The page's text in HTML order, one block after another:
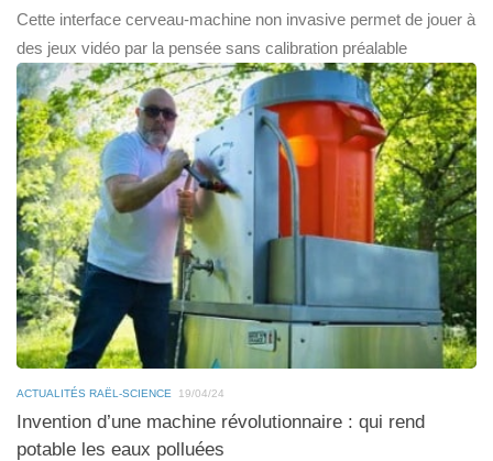
Cette interface cerveau-machine non invasive permet de jouer à
des jeux vidéo par la pensée sans calibration préalable
ACTUALITÉS RAËL-SCIENCE 19/04/24
Invention d’une machine révolutionnaire : qui rend
potable les eaux polluées